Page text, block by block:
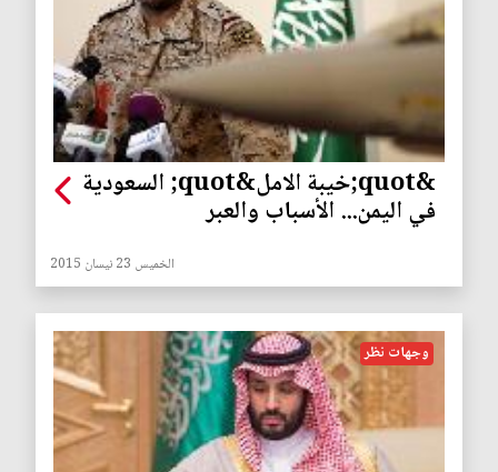
&quot;خيبة الامل&quot; السعودية
في اليمن... الأسباب والعبر
الخميس 23 نيسان 2015
وجهات نظر